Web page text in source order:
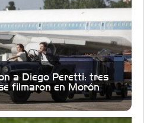
a Diego Peretti: tres
filmaron en Morón